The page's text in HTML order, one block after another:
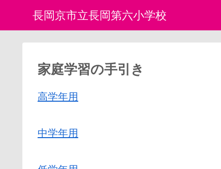
長岡京市立長岡第六小学校
家庭学習の手引き
高学年用
中学年用